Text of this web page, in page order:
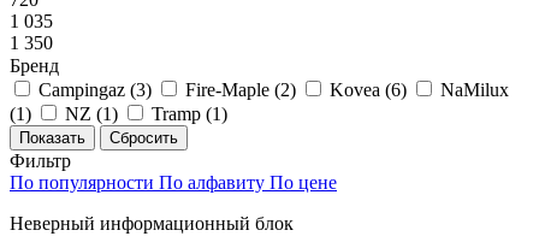
1 035
1 350
Бренд
Campingaz (3) Fire-Maple (2) Kovea (6)
NaMilux
(1) NZ (1) Tramp (1)
Фильтр
По популярности По алфавиту По цене
Неверный информационный блок